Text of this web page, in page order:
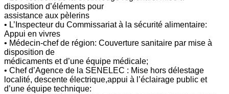
disposition d’éléments pour
assistance aux pèlerins
• L’Inspecteur du Commissariat à la sécurité alimentaire:
Appui en vivres
• Médecin-chef de région: Couverture sanitaire par mise à
disposition de
médicaments et d’une équipe médicale;
• Chef d’Agence de la SENELEC : Mise hors délestage
localité, descente électrique,appui à l’éclairage public et
d’une équipe technique: